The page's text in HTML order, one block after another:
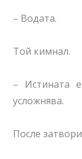
– Водата.
Той кимнал.
– Истината
усложнява.
После